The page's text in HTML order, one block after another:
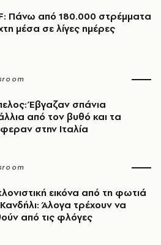
Πάνω από 180.000 στρέμματα
μέσα σε λίγες ημέρες
Έβγαζαν σπάνια
από τον βυθό και τα
στην Ιταλία
εικόνα από τη φωτιά
Άλογα τρέχουν να
από τις φλόγες